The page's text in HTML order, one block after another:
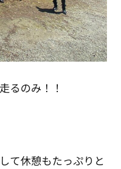
るのみ！！
て休憩もたっぷりと